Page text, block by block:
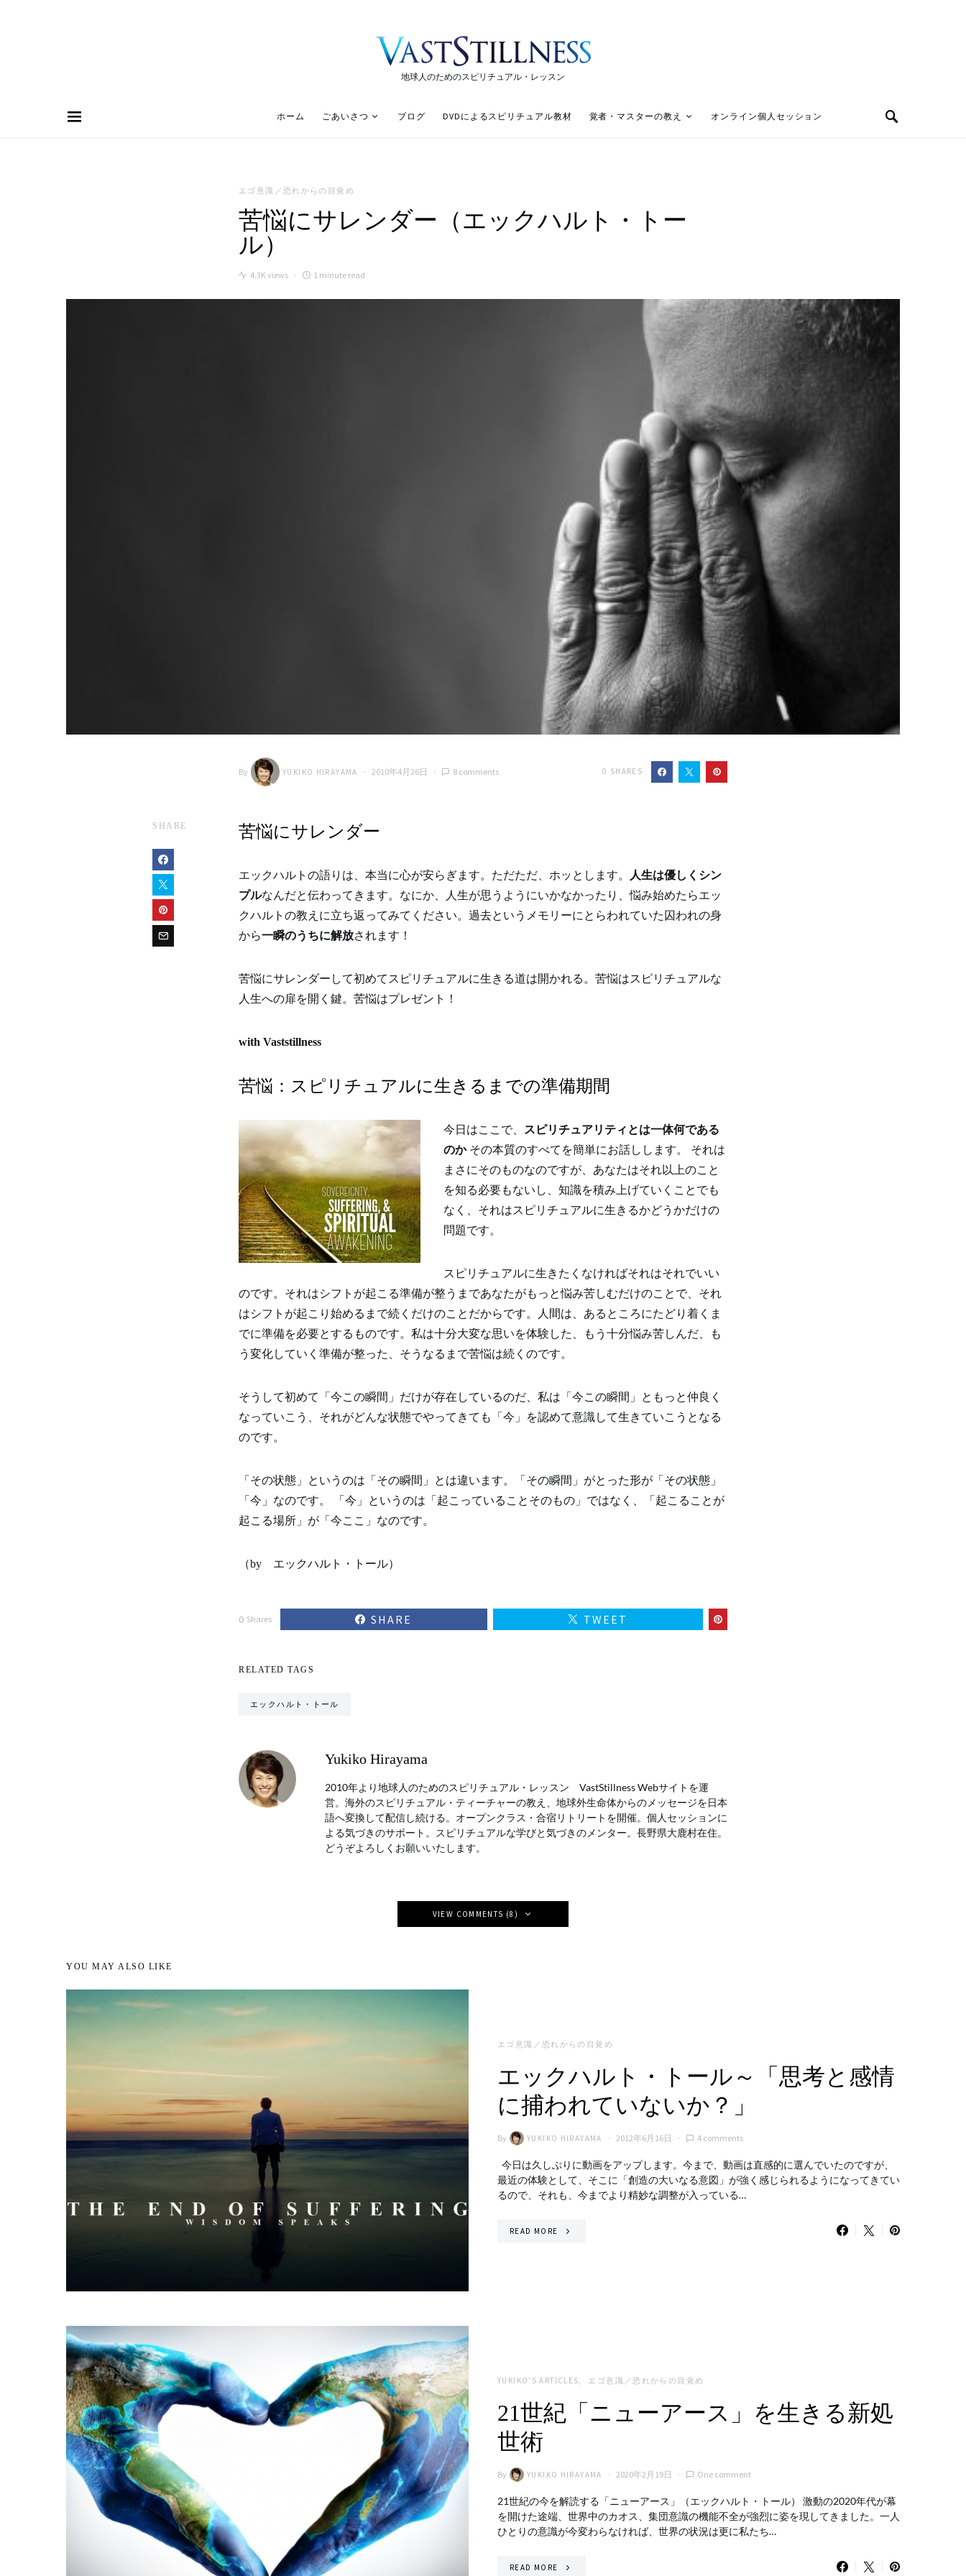
地球人のためのスピリチュアル・レッスン
ホーム ごあいさつ ブログ DVDによるスピリチュアル教材 覚者・マスターの教え オンライン個人セッション
Search for:
エゴ意識／恐れからの目覚め
苦悩にサレンダー（エックハルト・トー
ル）
4.3K views 1 minute read
By YUKIKO HIRAYAMA 2010年4月26日 8 comments 0 SHARES
SHARE 苦悩にサレンダー
エックハルトの語りは、本当に心が安らぎます。ただただ、ホッとします。
人生は優しくシン
プルなんだと伝わってきます。なにか、人生が思うようにいかなかったり、悩み始めたらエッ
クハルトの教えに立ち返ってみてください。過去というメモリーにとらわれていた囚われの身
から一瞬のうちに解放されます！
苦悩にサレンダーして初めてスピリチュアルに生きる道は開かれる。苦悩はスピリチュアルな
人生への扉を開く鍵。苦悩はプレゼント！
with Vaststillness
苦悩：スピリチュアルに生きるまでの準備期間
今日はここで、
スピリチュアリティとは一体何である
のか その本質のすべてを簡単にお話しします。 それは
まさにそのものなのですが、あなたはそれ以上のこと
を知る必要もないし、知識を積み上げていくことでも
なく、それはスピリチュアルに生きるかどうかだけの
問題です。
スピリチュアルに生きたくなければそれはそれでいい
のです。それはシフトが起こる準備が整うまであなたがもっと悩み苦しむだけのことで、それ
はシフトが起こり始めるまで続くだけのことだからです。人間は、あるところにたどり着くま
でに準備を必要とするものです。私は十分大変な思いを体験した、もう十分悩み苦しんだ、も
う変化していく準備が整った、そうなるまで苦悩は続くのです。
そうして初めて「今この瞬間」だけが存在しているのだ、私は「今この瞬間」ともっと仲良く
なっていこう、それがどんな状態でやってきても「今」を認めて意識して生きていこうとなる
のです。
「その状態」というのは「その瞬間」とは違います。「その瞬間」がとった形が「その状態」
「今」なのです。 「今」というのは「起こっていることそのもの」ではなく、「起こることが
起こる場所」が「今ここ」なのです。
（by エックハルト・トール）
0 Shares SHARE TWEET
RELATED TAGS
エックハルト・トール
Yukiko Hirayama
2010年より地球人のためのスピリチュアル・レッスン VastStillness Webサイトを運
営。海外のスピリチュアル・ティーチャーの教え、地球外生命体からのメッセージを日本
語へ変換して配信し続ける。オープンクラス・合宿リトリートを開催。個人セッションに
よる気づきのサポート。スピリチュアルな学びと気づきのメンター。長野県大鹿村在住。
どうぞよろしくお願いいたします。
VIEW COMMENTS (8)
YOU MAY ALSO LIKE
エゴ意識／恐れからの目覚め
エックハルト・トール～「思考と感情
に捕われていないか？」
By YUKIKO HIRAYAMA 2012年6月16日 4 comments
今日は久しぶりに動画をアップします。今まで、動画は直感的に選んでいたのですが、
最近の体験として、そこに「創造の大いなる意図」が強く感じられるようになってきてい
るので、それも、今までより精妙な調整が入っている…
READ MORE
YUKIKO'S ARTICLES エゴ意識／恐れからの目覚め
21世紀「ニューアース」を生きる新処
世術
By YUKIKO HIRAYAMA 2020年2月19日 One comment
21世紀の今を解読する「ニューアース」（エックハルト・トール） 激動の2020年代が幕
を開けた途端、世界中のカオス、集団意識の機能不全が強烈に姿を現してきました。一人
ひとりの意識が今変わらなければ、世界の状況は更に私たち…
READ MORE